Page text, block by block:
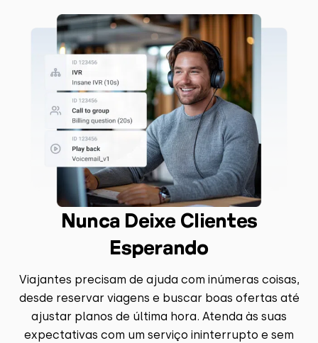
Nunca Deixe Clientes
Esperando
Viajantes precisam de ajuda com inúmeras coisas,
desde reservar viagens e buscar boas ofertas até
ajustar planos de última hora. Atenda às suas
expectativas com um serviço ininterrupto e sem